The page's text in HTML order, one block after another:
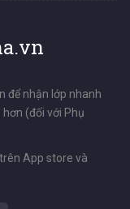
để nhận lớp nhanh
(đối với Phụ
App store và